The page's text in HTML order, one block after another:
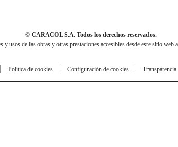
© CARACOL S.A. Todos los derechos reservados.
usos de las obras y otras prestaciones accesibles desde este sitio web
Política de cookies Configuración de cookies Transparencia